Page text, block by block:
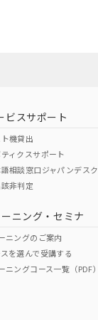
O
証/適合状況ページへ
からご検索ください
ビスサポート
機貸出
ィクスサポート
相談窓口ジャパンデスク
非判定
ニング・セミナ
ニングのご案内
を選んで受講する
ニングコース一覧（PDF）